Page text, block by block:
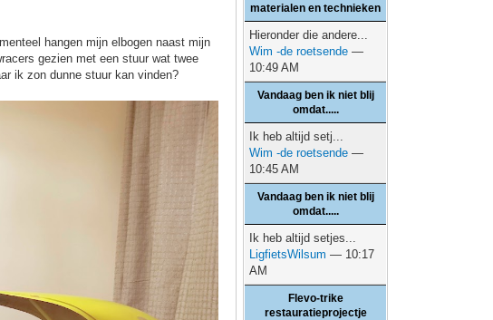
hangen mijn elbogen naast mijn
gezien met een stuur wat twee
ik zon dunne stuur kan vinden?
materialen en technieken
Hieronder die andere...
Wim -de roetsende —
10:49 AM
Vandaag ben ik niet blij
omdat.....
Ik heb altijd setj...
Wim -de roetsende —
10:45 AM
Vandaag ben ik niet blij
omdat.....
Ik heb altijd setjes...
LigfietsWilsum — 10:17
AM
Flevo-trike
restauratieprojectje